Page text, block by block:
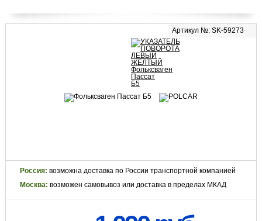
Артикул №: SK-59273
Россия: возможна доставка по России транспортной компанией
Москва: возможен самовывоз или доставка в пределах МКАД